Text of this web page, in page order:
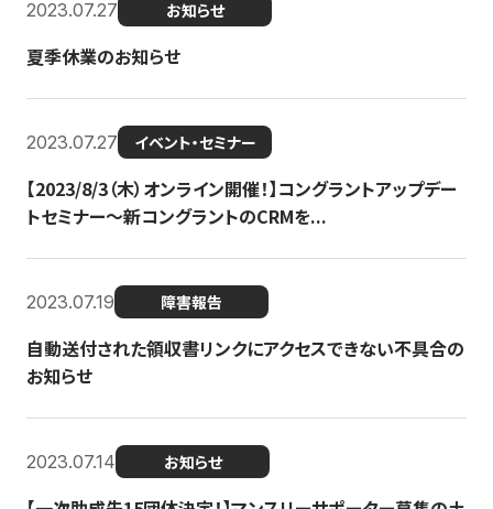
2023.07.27 お知らせ
夏季休業のお知らせ
2023.07.27 イベント・セミナー
【2023/8/3（木）オンライン開催！】コングラントアップデー
トセミナー〜新コングラントのCRMを...
2023.07.19 障害報告
自動送付された領収書リンクにアクセスできない不具合の
お知らせ
2023.07.14 お知らせ